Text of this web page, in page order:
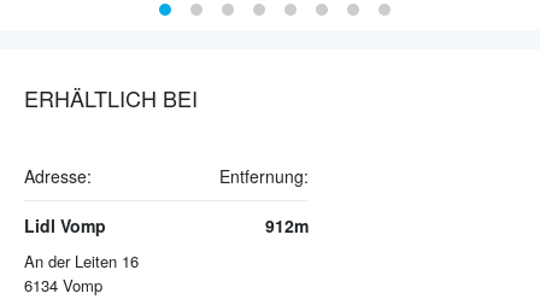
ERHÄLTLICH BEI
Adresse: Entfernung:
Lidl Vomp
An der Leiten 16
6134 Vomp
912m